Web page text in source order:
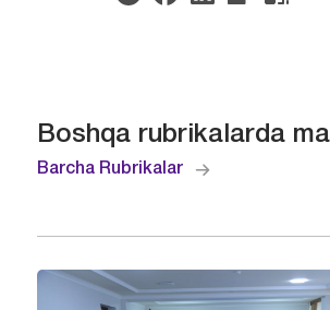
Boshqa rubrikalarda
Barcha Rubrikalar